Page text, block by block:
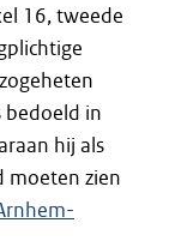
16, tweede
bedoeld in
hij als
moeten zien